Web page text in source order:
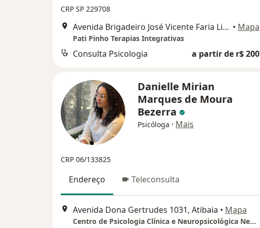
CRP SP 229708
Avenida Brigadeiro José Vicente Faria Lima, 1449, Atibaia • Mapa
Pati Pinho Terapias Integrativas
Consulta Psicologia a partir de r$ 200
Danielle Mirian
Marques de Moura
Bezerra
Psicóloga · Mais
CRP 06/133825
Endereço Teleconsulta
Avenida Dona Gertrudes 1031, Atibaia • Mapa
Centro de Psicologia Clínica e Neuropsicológica Neapa